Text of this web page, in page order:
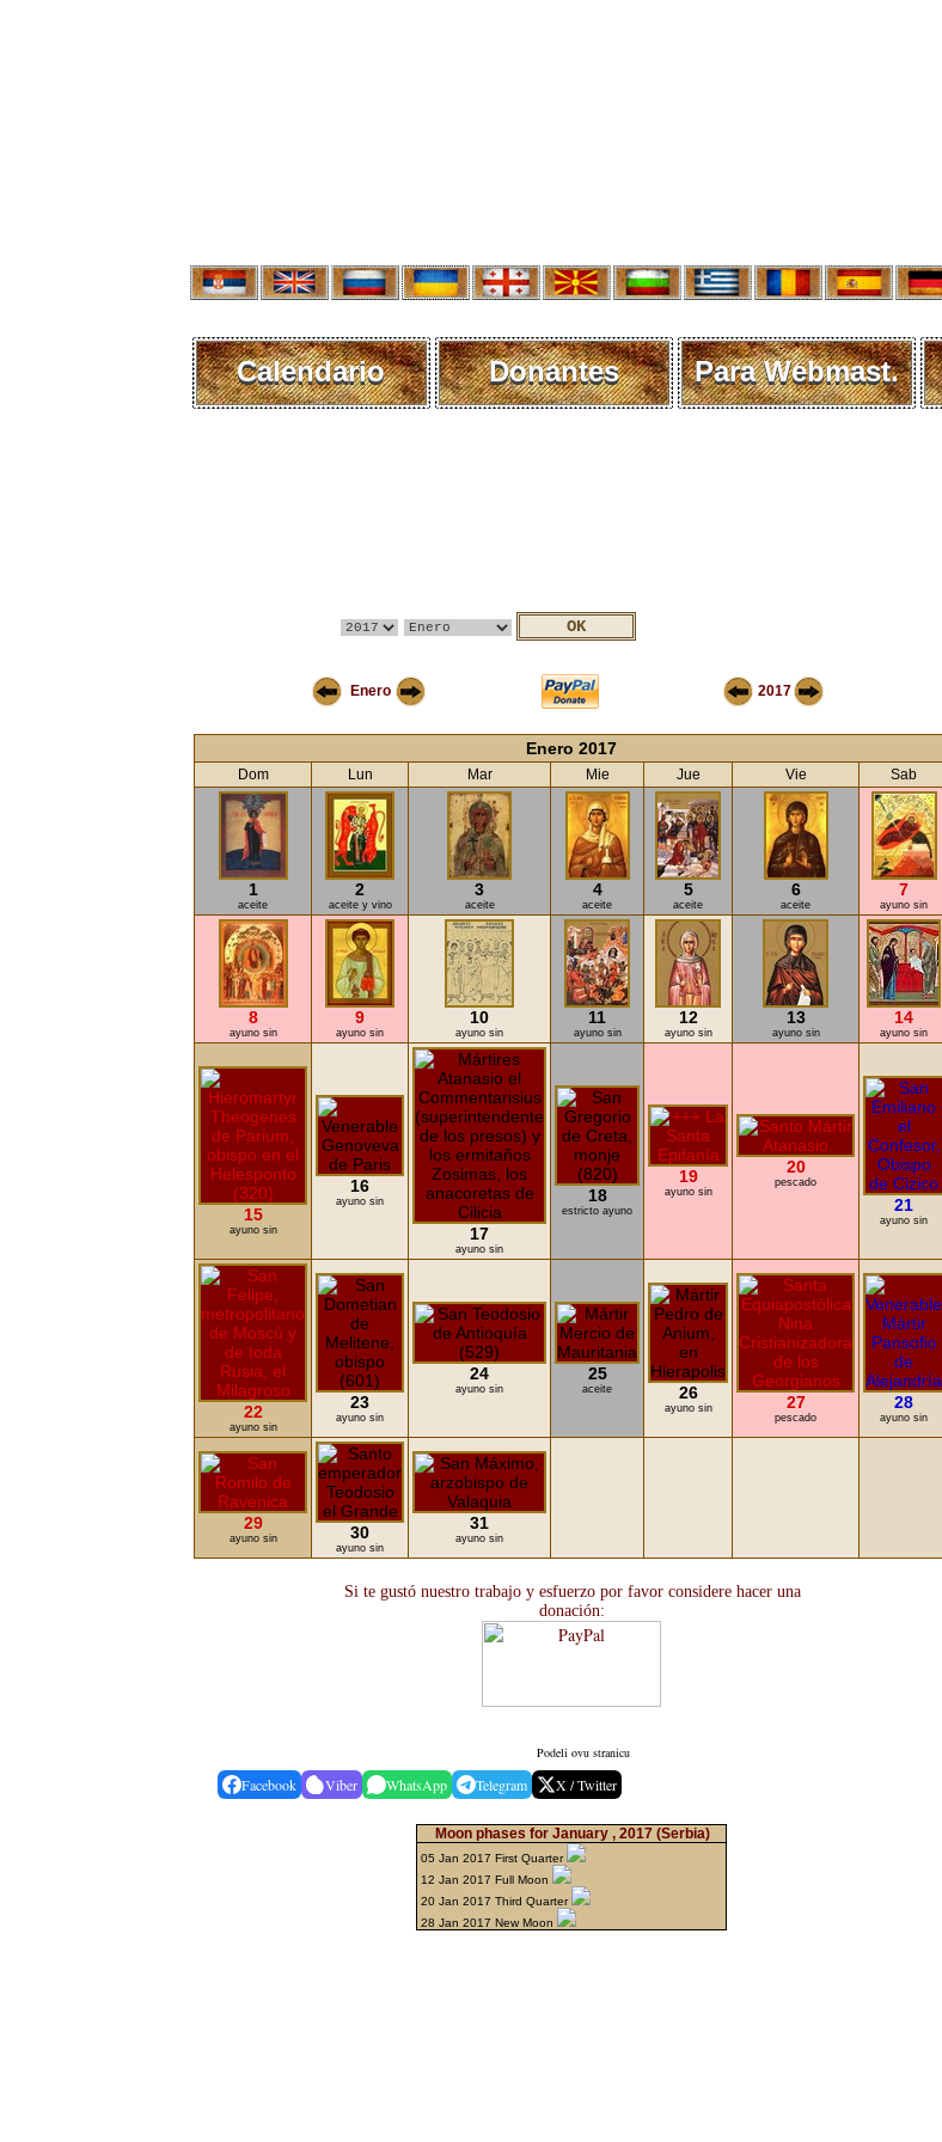
Calendario Donantes Para Webmast.
Enero 2017
Enero 2017
Dom Lun Mar Mie Jue Vie Sab
1
aceite
2
aceite y vino
3
aceite
4
aceite
5
aceite
6
aceite
7
ayuno sin
8
ayuno sin
9
ayuno sin
10
ayuno sin
11
ayuno sin
12
ayuno sin
13
ayuno sin
14
ayuno sin
15
ayuno sin
16
ayuno sin
17
ayuno sin
18
estricto ayuno
19
ayuno sin
20
pescado
21
ayuno sin
22
ayuno sin
23
ayuno sin
24
ayuno sin
25
aceite 26
ayuno sin 27
pescado
28
ayuno sin
29
ayuno sin 30
ayuno sin
31
ayuno sin
Si te gustó nuestro trabajo y esfuerzo por favor considere hacer una
donación:
Podeli ovu stranicu
Facebook Viber WhatsApp Telegram X / Twitter
Moon phases for January , 2017 (Serbia)
05 Jan 2017 First Quarter
12 Jan 2017 Full Moon
20 Jan 2017 Third Quarter
28 Jan 2017 New Moon